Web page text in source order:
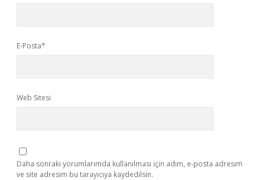
E-Posta*
Web Sitesi
Daha sonraki yorumlarımda kullanılması için adım, e-posta adresim
ve site adresim bu tarayıcıya kaydedilsin.